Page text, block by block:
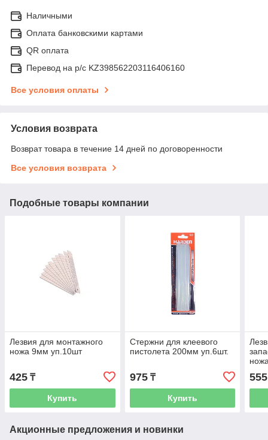
Наличными
Оплата банковскими картами
QR оплата
Перевод на р/с KZ398562203116406160
Все условия оплаты
Условия возврата
Возврат товара в течение 14 дней по договоренности
Все условия возврата
Подобные товары компании
Лезвия для монтажного
ножа 9мм уп.10шт
425 ₸
Купить
Стержни для клеевого
пистолета 200мм уп.6шт.
975₸
Купить
555
Акционные предложения и новинки